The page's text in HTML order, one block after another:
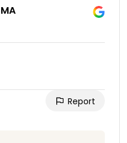
Report